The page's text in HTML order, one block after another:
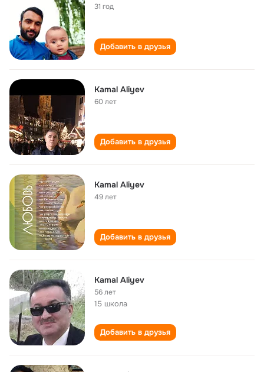
31 год
Добавить в друзья
Kamal Aliyev
60 лет
Добавить в друзья
Kamal Aliyev
49 лет
Добавить в друзья
Kamal Aliyev
56 лет
15 школа
Добавить в друзья